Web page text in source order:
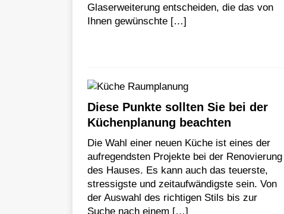
Glaserweiterung entscheiden, die das von
Ihnen gewünschte […]
Diese Punkte sollten Sie bei der
Küchenplanung beachten
Die Wahl einer neuen Küche ist eines der
aufregendsten Projekte bei der Renovierung
des Hauses. Es kann auch das teuerste,
stressigste und zeitaufwändigste sein. Von
der Auswahl des richtigen Stils bis zur
Suche nach einem […]